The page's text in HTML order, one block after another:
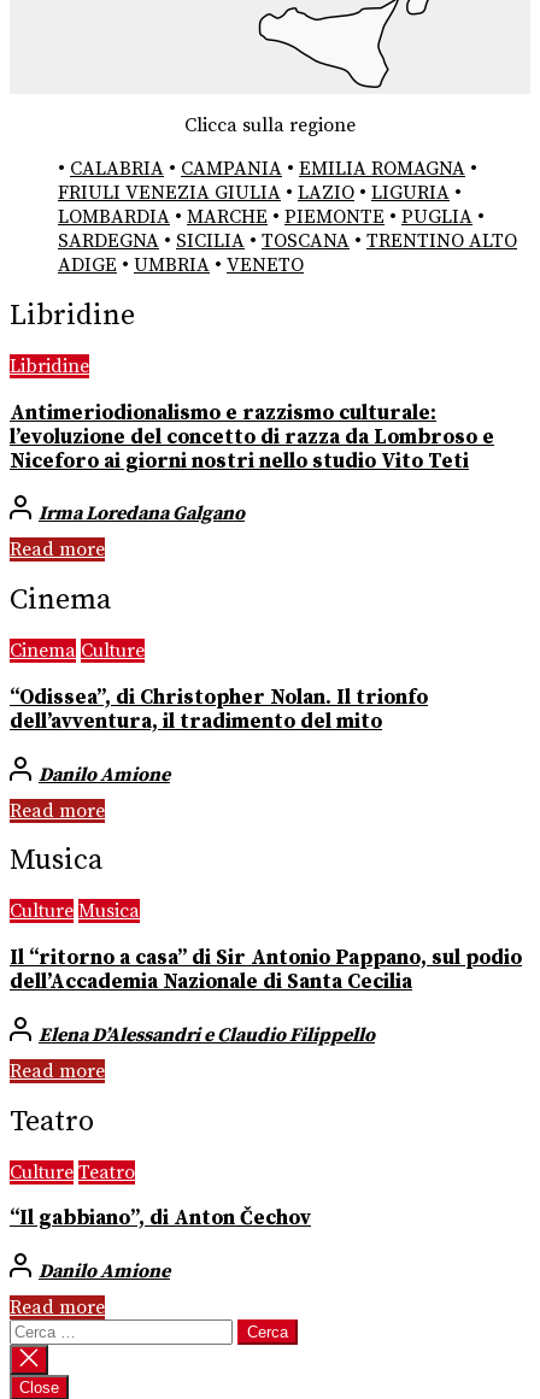
Clicca sulla regione
• CALABRIA • CAMPANIA • EMILIA ROMAGNA •
FRIULI VENEZIA GIULIA • LAZIO • LIGURIA •
LOMBARDIA • MARCHE • PIEMONTE • PUGLIA •
SARDEGNA • SICILIA • TOSCANA • TRENTINO ALTO
ADIGE • UMBRIA • VENETO
Libridine
Libridine
Antimeriodionalismo e razzismo culturale:
l’evoluzione del concetto di razza da Lombroso e
Niceforo ai giorni nostri nello studio Vito Teti
Irma Loredana Galgano
Read more
Cinema
Cinema Culture
“Odissea”, di Christopher Nolan. Il trionfo
dell’avventura, il tradimento del mito
Danilo Amione
Read more
Musica
Culture Musica
Il “ritorno a casa” di Sir Antonio Pappano, sul podio
dell’Accademia Nazionale di Santa Cecilia
Elena D’Alessandri e Claudio Filippello
Read more
Teatro
Culture Teatro
“Il gabbiano”, di Anton Čechov
Danilo Amione
Read more
Ricerca
per:
Close